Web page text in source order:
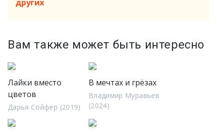
других
Вам также может быть интересно
Лайки вместо
цветов
Дарья Сойфер (2019)
В мечтах и грёзах
Владимир Муравьев
(2024)